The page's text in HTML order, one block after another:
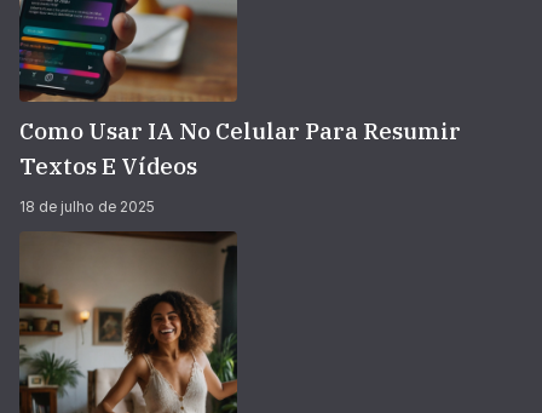
Como Usar IA No Celular Para Resumir
Textos E Vídeos
18 de julho de 2025